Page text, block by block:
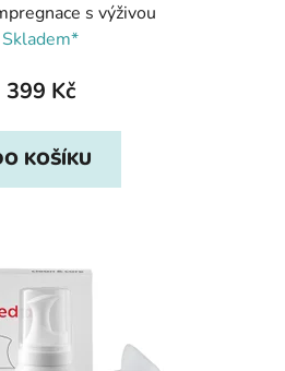
s výživou
Skladem*
399 Kč
KOŠÍKU